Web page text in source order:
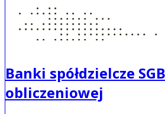
Banki spółdzielcze
obliczeniowej